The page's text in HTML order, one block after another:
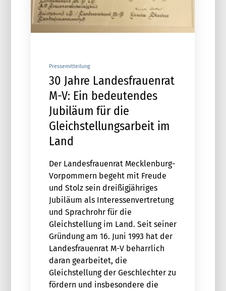
Pressemitteilung
30 Jahre Landesfrauenrat
M-V: Ein bedeutendes
Jubiläum für die
Gleichstellungsarbeit im
Land
Der Landesfrauenrat Mecklenburg-
Vorpommern begeht mit Freude
und Stolz sein dreißigjähriges
Jubiläum als Interessenvertretung
und Sprachrohr für die
Gleichstellung im Land. Seit seiner
Gründung am 16. Juni 1993 hat der
Landesfrauenrat M-V beharrlich
daran gearbeitet, die
Gleichstellung der Geschlechter zu
fördern und insbesondere die